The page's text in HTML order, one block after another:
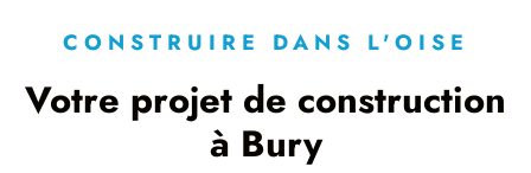
Précy-sur-Oise (60460)
1 OFFRE MAISON ET TERRAIN
àSaint-Aubin-sous-Erquery(60600)
2 OFFRES MAISON ET TERRAIN
CONSTRUIRE DANS L'OISE
Votre projet de construction
à Bury